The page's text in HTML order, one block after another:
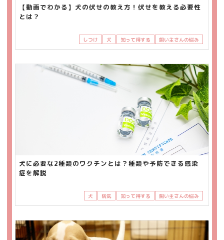
【動画でわかる】犬の伏せの教え方！伏せを教える必要性
とは？
しつけ 犬 知って得する 飼い主さんの悩み
犬に必要な2種類のワクチンとは？種類や予防できる感染
症を解説
犬 病気 知って得する 飼い主さんの悩み